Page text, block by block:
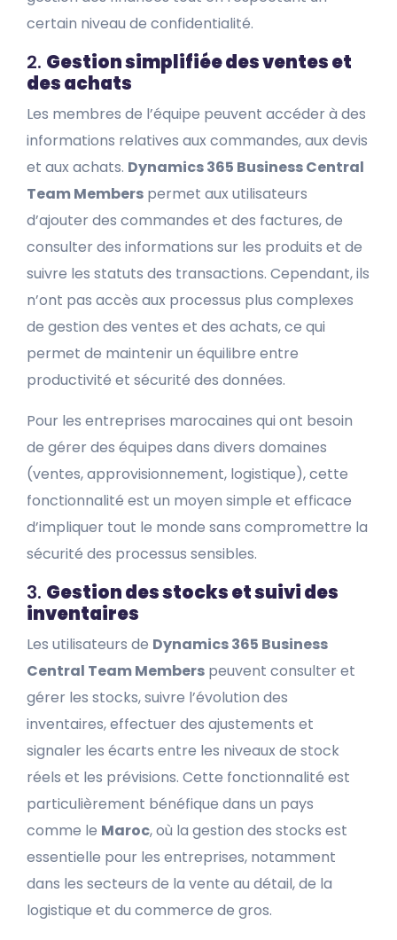
certain niveau de confidentialité.
2. Gestion simplifiée des ventes et
des achats
Les membres de l’équipe peuvent accéder à des
informations relatives aux commandes, aux devis
et aux achats. Dynamics 365 Business Central
Team Members permet aux utilisateurs
d’ajouter des commandes et des factures, de
consulter des informations sur les produits et de
suivre les statuts des transactions. Cependant, ils
n’ont pas accès aux processus plus complexes
de gestion des ventes et des achats, ce qui
permet de maintenir un équilibre entre
productivité et sécurité des données.
Pour les entreprises marocaines qui ont besoin
de gérer des équipes dans divers domaines
(ventes, approvisionnement, logistique), cette
fonctionnalité est un moyen simple et efficace
d’impliquer tout le monde sans compromettre la
sécurité des processus sensibles.
3. Gestion des stocks et suivi des
inventaires
Les utilisateurs de Dynamics 365 Business
Central Team Members peuvent consulter et
gérer les stocks, suivre l’évolution des
inventaires, effectuer des ajustements et
signaler les écarts entre les niveaux de stock
réels et les prévisions. Cette fonctionnalité est
particulièrement bénéfique dans un pays
comme le Maroc, où la gestion des stocks est
essentielle pour les entreprises, notamment
dans les secteurs de la vente au détail, de la
logistique et du commerce de gros.